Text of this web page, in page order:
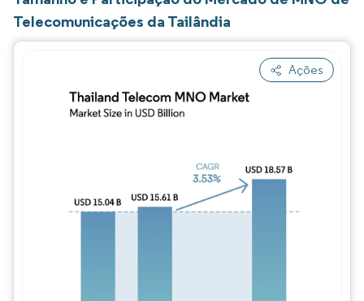
Telecomunicações da Tailândia
Ações